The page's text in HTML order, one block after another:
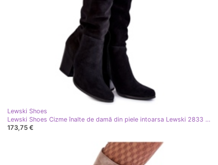
Lewski Shoes
Lewski Shoes Cizme înalte de damă din piele intoarsa Lewski 2833 negru
173,75 €